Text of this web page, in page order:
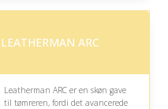
på 4.4 ud af 5
LEATHERMAN ARC
Leatherman ARC er en skøn gave
til tømreren, fordi det avancerede